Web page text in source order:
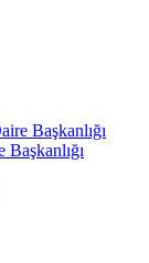
Başkanlığı